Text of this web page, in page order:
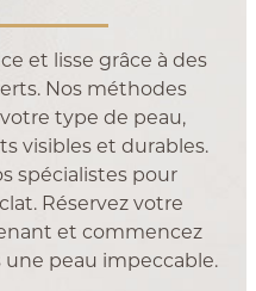
et lisse grâce à des
Nos méthodes
type de peau,
visibles et durables.
spécialistes pour
Réservez votre
et commencez
peau impeccable.